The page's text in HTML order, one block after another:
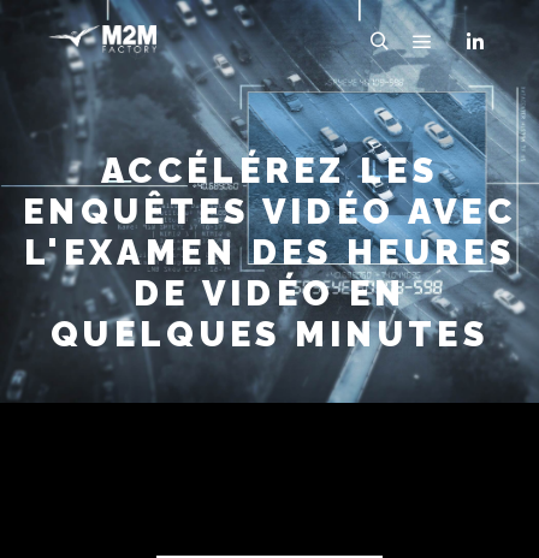
ACCÉLÉREZ LES
ENQUÊTES VIDÉO AVEC
L'EXAMEN DES HEURES
DE VIDÉO EN
QUELQUES MINUTES